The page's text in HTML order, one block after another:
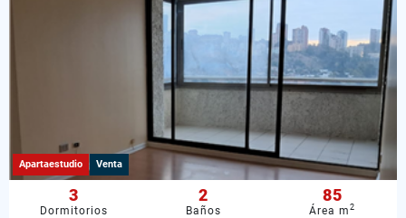
Apartaestudio Venta
3
Dormitorios
2
Baños
85
Área m2